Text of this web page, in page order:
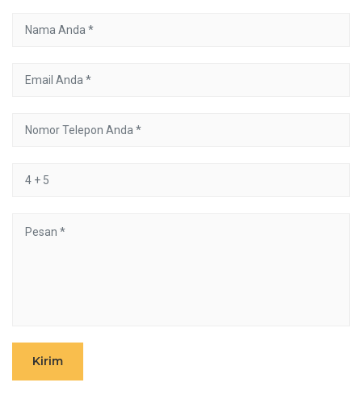
Kirim